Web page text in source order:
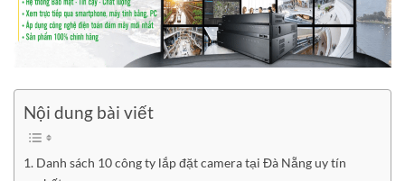
Nội dung bài viết
Danh sách 10 công ty lắp đặt camera tại Đà Nẵng uy tín